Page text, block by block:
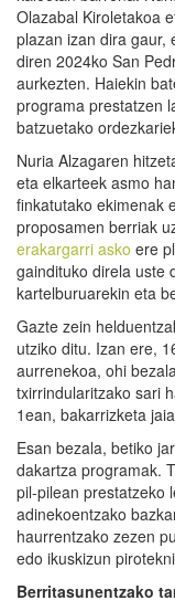
Olazabal Kiroletakoa
plazan izan dira gaur,
diren 2024ko San
aurkezten. Haiekin
programa prestatzen
batzuetako
Nuria Alzagaren
eta elkarteek asmo
finkatutako ekimenak
proposamen berriak
erakargarri asko ere
gaindituko direla uste
kartelburuarekin eta
Gazte zein
utziko ditu. Izan ere,
aurrenekoa, ohi
txirrindularitzako sari
1ean, bakarrizketa
Esan bezala, betiko
dakartza programak.
pil-pilean prestatzeko
adinekoentzako
haurrentzako zezen
edo ikuskizun
Berritasunentzako